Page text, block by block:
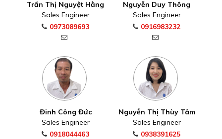
Trần Thị Nguyệt Hằng
Sales Engineer
0973089693
Nguyễn Duy Thông
Sales Engineer
0916983232
Đinh Công Đức
Sales Engineer
0918044463
Nguyễn Thị Thùy Tâm
Sales Engineer
0938391625